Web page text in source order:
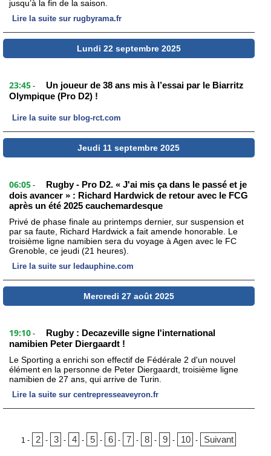
jusqu’à la fin de la saison.
Lire la suite sur rugbyrama.fr
Lundi 22 septembre 2025
23:45 -
Un joueur de 38 ans mis à l’essai par le Biarritz
Olympique (Pro D2) !
Lire la suite sur blog-rct.com
Jeudi 11 septembre 2025
06:05 -
Rugby - Pro D2. « J'ai mis ça dans le passé et je
dois avancer » : Richard Hardwick de retour avec le FCG
après un été 2025 cauchemardesque
Privé de phase finale au printemps dernier, sur suspension et
par sa faute, Richard Hardwick a fait amende honorable. Le
troisième ligne namibien sera du voyage à Agen avec le FC
Grenoble, ce jeudi (21 heures).
Lire la suite sur ledauphine.com
Mercredi 27 août 2025
19:10 -
Rugby : Decazeville signe l'international
namibien Peter Diergaardt !
Le Sporting a enrichi son effectif de Fédérale 2 d'un nouvel
élément en la personne de Peter Diergaardt, troisième ligne
namibien de 27 ans, qui arrive de Turin.
Lire la suite sur centrepresseaveyron.fr
1 - 2 - 3 - 4 - 5 - 6 - 7 - 8 - 9 - 10 - Suivant